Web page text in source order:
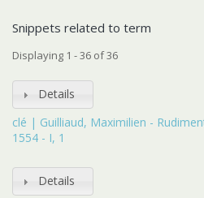
Snippets related to term
Displaying 1 - 36 of 36
Details
clé | Guilliaud, Maximilien -
1554 - I, 1
Details